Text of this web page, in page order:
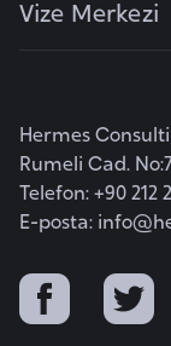
Vize Merkezi
Hermes
Rumeli Cad.
Telefon: +90 212
E-posta:
k
F
a
s
o
Ç